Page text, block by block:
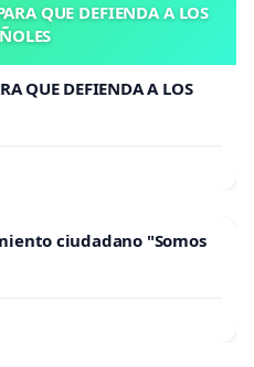
QUE DEFIENDA A LOS
QUE DEFIENDA A LOS
ciudadano "Somos